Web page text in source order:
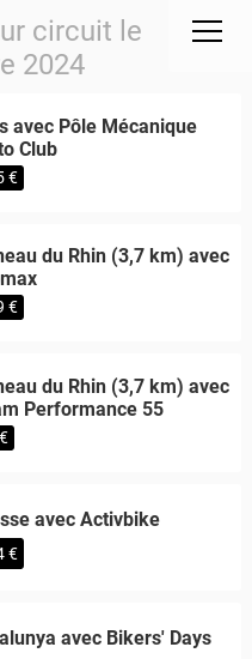
circuit le
2024
avec Pôle Mécanique
Club
€
du Rhin (3,7 km) avec
€
du Rhin (3,7 km) avec
Performance 55
avec Activbike
€
avec Bikers' Days